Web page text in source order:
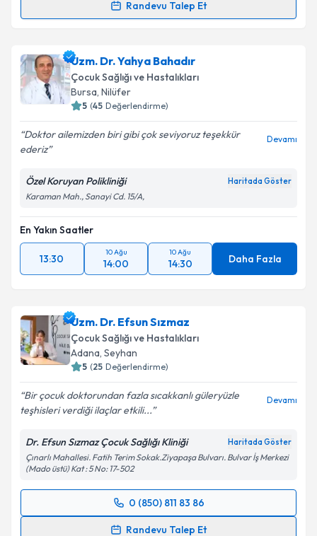
Randevu Talep Et
hazırlandığında e-posta ile bilgilendireceğiz.
E-posta Adresiniz
kapsamda işlenmesini kabul ediyorum.
Uzm. Dr. Yahya Bahadır
Çocuk Sağlığı ve Hastalıkları
Bursa, Nilüfer
5 (45 Değerlendirme)
Doktor ailemizden biri gibi çok seviyoruz teşekkür
ederiz
Devamı
Özel Koruyan Polikliniği Haritada Göster
Karaman Mah., Sanayi Cd. 15/A,
En Yakın Saatler
13:30
10 Ağu
14:00
10 Ağu
14:30 Daha Fazla
Uzm. Dr. Efsun Sızmaz
Çocuk Sağlığı ve Hastalıkları
Adana, Seyhan
5 (25 Değerlendirme)
Bir çocuk doktorundan fazla sıcakkanlı güleryüzle
teşhisleri verdiği ilaçlar etkili...
Devamı
Dr. Efsun Sızmaz Çocuk Sağlığı Kliniği Haritada Göster
Çınarlı Mahallesi. Fatih Terim Sokak.Ziyapaşa Bulvarı. Bulvar İş Merkezi
(Mado üstü) Kat : 5 No: 17-502
0 (850) 811 83 86
Randevu Talep Et
Randevu Takvimi Talebi